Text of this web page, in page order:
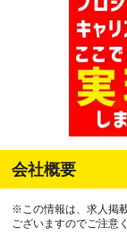
会社概要
※この情報は、求人掲
ございますのでご注意